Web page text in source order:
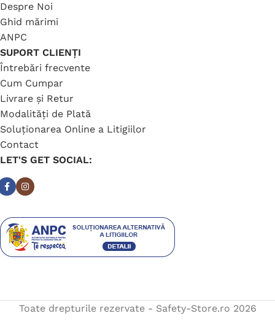
Despre Noi
Ghid mărimi
ANPC
SUPORT CLIENȚI
Întrebări frecvente
Cum Cumpar
Livrare și Retur
Modalități de Plată
Soluționarea Online a Litigiilor
Contact
LET'S GET SOCIAL:
Toate drepturile rezervate - Safety-Store.ro 2026